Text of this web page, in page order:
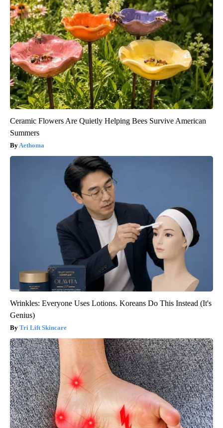
Ceramic Flowers Are Quietly Helping Bees Survive American
Summers
Aethoma
Wrinkles: Everyone Uses Lotions. Koreans Do This Instead (It's
Genius)
Tri Lift Skincare